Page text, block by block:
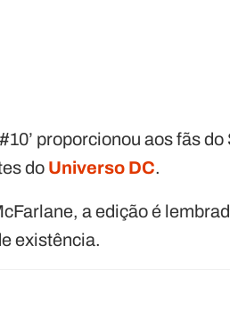
proporcionou aos fãs
do Universo DC.
a edição é
existência.